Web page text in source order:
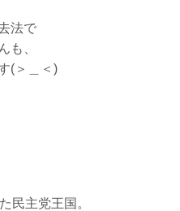
法で
も、
(＞＿＜)
民主党王国。